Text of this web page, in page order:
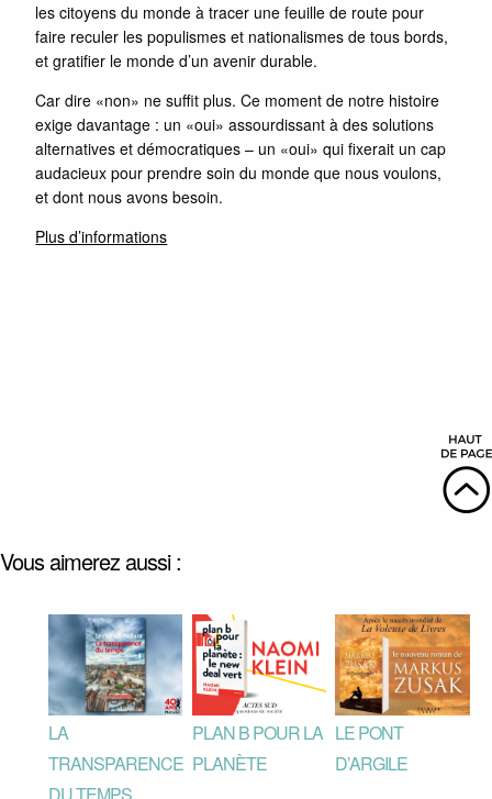
les citoyens du monde à tracer une feuille de route pour
faire reculer les populismes et nationalismes de tous bords,
et gratifier le monde d’un avenir durable.
Car dire «non» ne suffit plus. Ce moment de notre histoire
exige davantage : un «oui» assourdissant à des solutions
alternatives et démocratiques – un «oui» qui fixerait un cap
audacieux pour prendre soin du monde que nous voulons,
et dont nous avons besoin.
Plus d’informations
Vous aimerez aussi :
LA
TRANSPARENCE
DU TEMPS
PLAN B POUR LA
PLANÈTE
LE PONT
D’ARGILE